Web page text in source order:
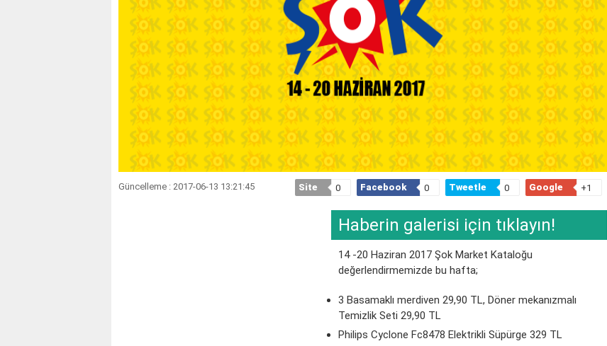
Güncelleme : 2017-06-13 13:21:45 Site 0 Facebook 0 Tweetle 0 Google +1
Haberin galerisi için tıklayın!
14 -20 Haziran 2017 Şok Market Kataloğu
değerlendirmemizde bu hafta;
3 Basamaklı merdiven 29,90 TL, Döner mekanızmalı
Temizlik Seti 29,90 TL
Philips Cyclone Fc8478 Elektrikli Süpürge 329 TL